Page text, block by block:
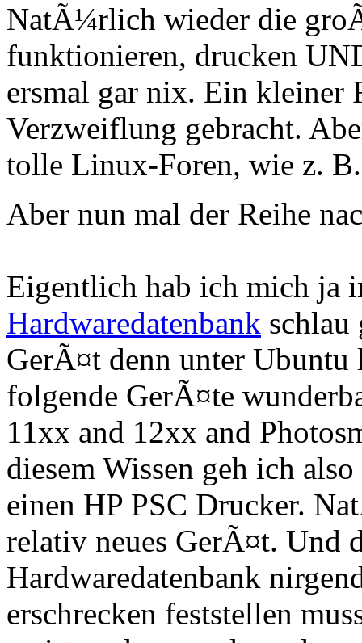
NatÃ¼rlich wieder die
funktionieren, drucken
ersmal gar nix. Ein kleiner
Verzweiflung gebracht.
tolle Linux-Foren, wie z.
Aber nun mal der Reihe
Eigentlich hab ich mich ja
Hardwaredatenbank schlau
GerÃ¤t denn unter Ubuntu
folgende GerÃ¤te
11xx and 12xx and
diesem Wissen geh ich
einen HP PSC Drucker.
relativ neues GerÃ¤t. Und
Hardwaredatenbank
erschrecken feststellen